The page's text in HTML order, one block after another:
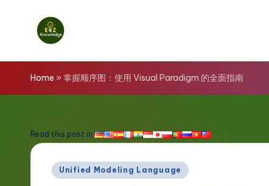
E
z
n
Home » 掌握顺序图：使用 Visual Paradigm 的全面指南
Read this post in:
Posted
Unified Modeling Language